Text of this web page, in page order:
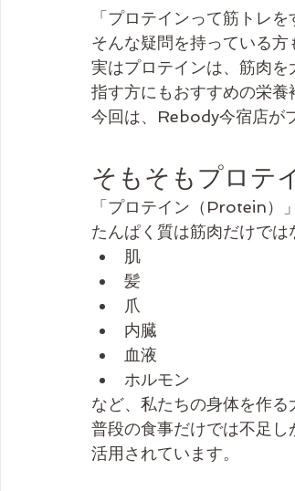
「プロテインって筋トレ
そんな疑問を持っている方
実はプロテインは、筋肉
指す方にもおすすめの栄養
今回は、Rebody今宿店が
そもそもプロテ
「プロテイン（Protein）
たんぱく質は筋肉だけでは
肌
髪
爪
内臓
血液
ホルモン
など、私たちの身体を作る
普段の食事だけでは不足
活用されています。